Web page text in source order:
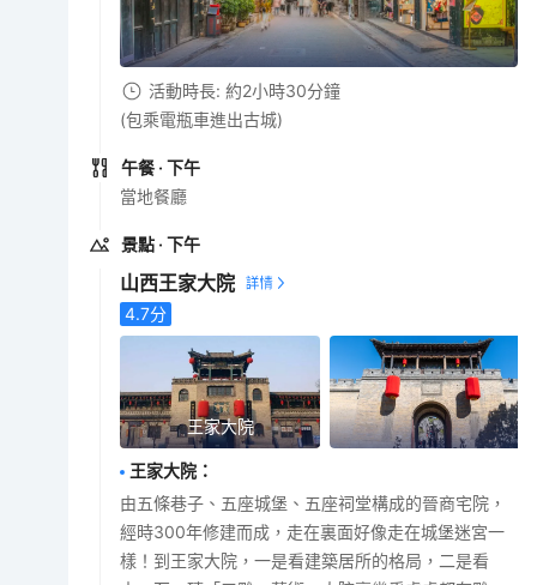
活動時長: 約2小時30分鐘
(包乘電瓶車進出古城)
午餐 · 下午
當地餐廳
景點 · 下午
山西王家大院
4.7分
王家大院
王家大院 ：
由五條巷子、五座城堡、五座祠堂構成的晉商宅院，
經時300年修建而成，走在裏面好像走在城堡迷宮一
樣！到王家大院，一是看建築居所的格局，二是看